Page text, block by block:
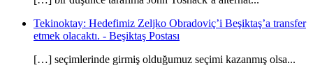
Tekinoktay: Hedefimiz Zeljko Obradoviç’i Beşiktaş’a transfer
etmek olacaktı. - Beşiktaş Postası
[…] seçimlerinde girmiş olduğumuz seçimi kazanmış olsa...